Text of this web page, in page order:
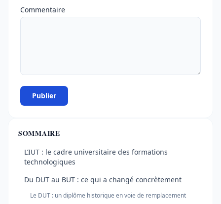
Commentaire
Publier
SOMMAIRE
L’IUT : le cadre universitaire des formations
technologiques
Du DUT au BUT : ce qui a changé concrètement
Le DUT : un diplôme historique en voie de remplacement